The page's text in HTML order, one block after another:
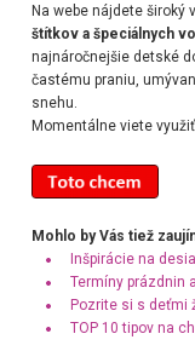
Na webe nájdete široký
štítkov a špeciálnych
najnáročnejšie detské
častému praniu,
snehu.
Momentálne viete
Mohlo by Vás tiež
Inšpirácie na
Termíny prázdnin
Pozrite si s deťmi
TOP 10 tipov na